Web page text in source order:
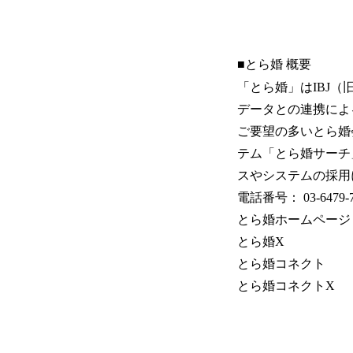
■とら婚 概要
「とら婚」はIBJ（
データとの連携に
ご要望の多いとら
テム「とら婚サー
スやシステムの採
電話番号： 03-
とら婚ホームペー
とら婚
とら婚コネク
とら婚コネク